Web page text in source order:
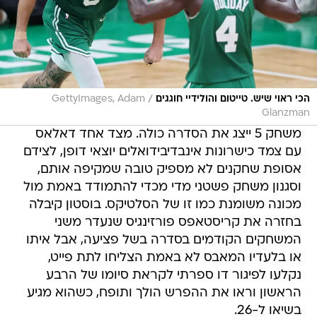
הכי ראוי שיש. טייטום והולידיי חוגגים /
GettyImages, Adam
Glanzman
משחק 5 ייצג את הסדרה כולה. מצד אחד דאלאס
עם צמד כישרונות אינבדיבידואלים יוצאי דופן, לצידם
אסופת שחקנים לא מספיק טובה שמקיפה אותם,
וסגנון משחק פשטני מדי מכדי להתמודד באמת מול
מכונה משומנת כמו זו של הסלטיקס. בוסטון קיבלה
בחזרה את קריסטאפס פורזינגיס שנעדר משני
המשחקים הקודמים בסדרה בשל פציעה, אבל איתו
או בלעדיו המאבס לא באמת הצליחו לתת פייט,
נקלעו לפיגור דו ספרתי לקראת סיומו של הרבע
הראשון וראו את ההפרש הולך ותופח, כשהוא מגיע
בשיאו ל-26.